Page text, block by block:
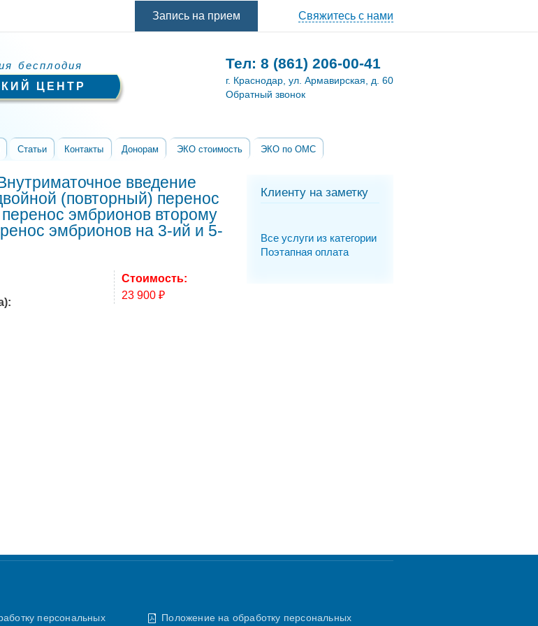
Запись на прием Свяжитесь с нами
бесплодия
ЦЕНТР
Тел: 8 (861) 206-00-41
г. Краснодар, ул. Армавирская, д. 60
Обратный звонок
Статьи Контакты Донорам ЭКО стоимость ЭКО по ОМС
введение
(повторный) перенос
эмбрионов второму
эмбрионов на 3-ий и 5-
Стоимость:
23 900 ₽
Клиенту на заметку
Все услуги из категории
Поэтапная оплата
персональных Положение на обработку персональных